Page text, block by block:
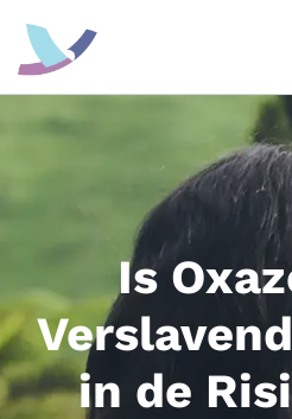
a
o
u
d
Is
in de